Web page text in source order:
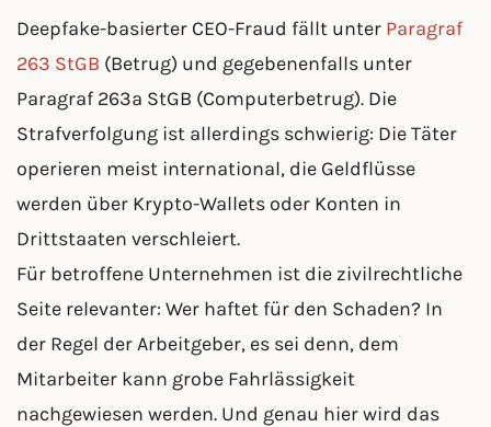
Deepfake-basierter CEO-Fraud fällt unter Paragraf
263 StGB (Betrug) und gegebenenfalls unter
Paragraf 263a StGB (Computerbetrug). Die
Strafverfolgung ist allerdings schwierig: Die Täter
operieren meist international, die Geldflüsse
werden über Krypto-Wallets oder Konten in
Drittstaaten verschleiert.
Für betroffene Unternehmen ist die zivilrechtliche
Seite relevanter: Wer haftet für den Schaden? In
der Regel der Arbeitgeber, es sei denn, dem
Mitarbeiter kann grobe Fahrlässigkeit
nachgewiesen werden. Und genau hier wird das